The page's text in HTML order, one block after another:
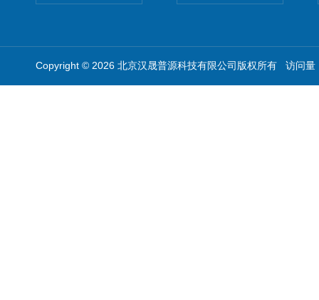
Copyright © 2026 北京汉晟普源科技有限公司版权所有 访问量